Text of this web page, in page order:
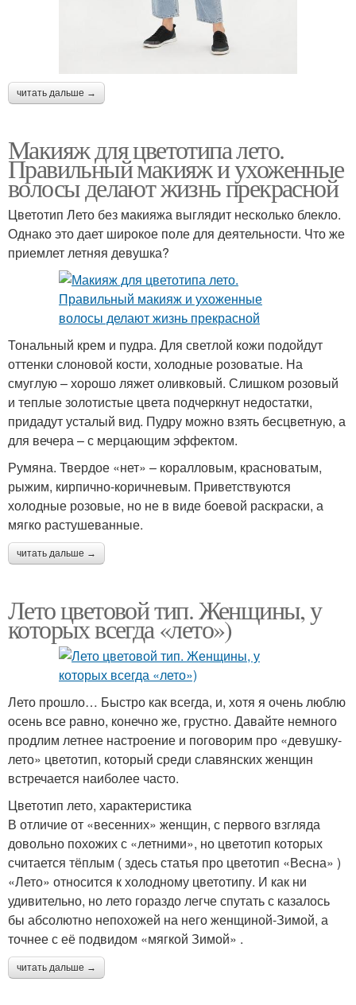
читать дальше →
Макияж для цветотипа лето.
Правильный макияж и ухоженные
волосы делают жизнь прекрасной
Цветотип Лето без макияжа выглядит несколько блекло.
Однако это дает широкое поле для деятельности. Что же
приемлет летняя девушка?
Тональный крем и пудра. Для светлой кожи подойдут
оттенки слоновой кости, холодные розоватые. На
смуглую – хорошо ляжет оливковый. Слишком розовый
и теплые золотистые цвета подчеркнут недостатки,
придадут усталый вид. Пудру можно взять бесцветную, а
для вечера – с мерцающим эффектом.
Румяна. Твердое «нет» – коралловым, красноватым,
рыжим, кирпично-коричневым. Приветствуются
холодные розовые, но не в виде боевой раскраски, а
мягко растушеванные.
читать дальше →
Лето цветовой тип. Женщины, у
которых всегда «лето»)
Лето прошло… Быстро как всегда, и, хотя я очень люблю
осень все равно, конечно же, грустно. Давайте немного
продлим летнее настроение и поговорим про «девушку-
лето» цветотип, который среди славянских женщин
встречается наиболее часто.
Цветотип лето, характеристика
В отличие от «весенних» женщин, с первого взгляда
довольно похожих с «летними», но цветотип которых
считается тёплым ( здесь статья про цветотип «Весна» )
«Лето» относится к холодному цветотипу. И как ни
удивительно, но лето гораздо легче спутать с казалось
бы абсолютно непохожей на него женщиной-Зимой, а
точнее с её подвидом «мягкой Зимой» .
читать дальше →